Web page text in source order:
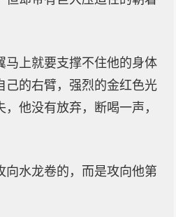
马上就要支撑不住他的身体
己的右臂，强烈的金红色光
他没有放弃，断喝一声，
向水龙卷的，而是攻向他第